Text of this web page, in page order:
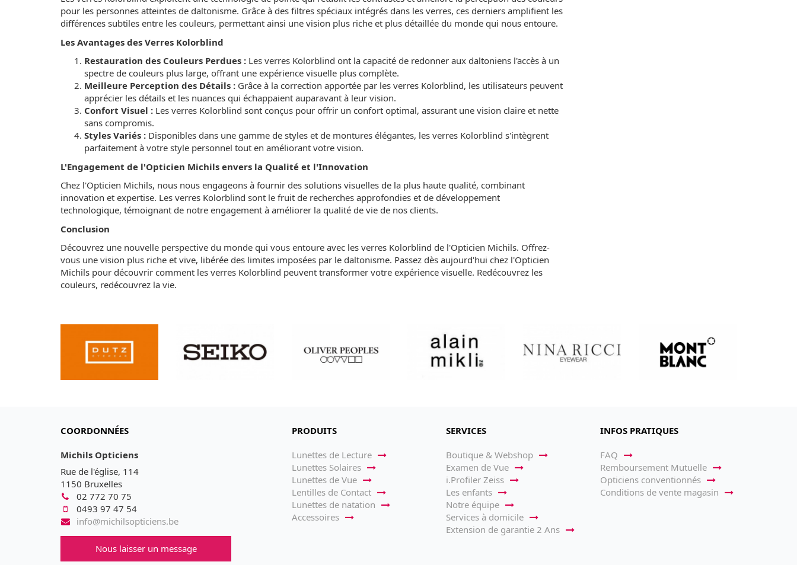
pour les personnes atteintes de daltonisme. Grâce à des filtres spéciaux intégrés dans les verres, ces derniers amplifient les
différences subtiles entre les couleurs, permettant ainsi une vision plus riche et plus détaillée du monde qui nous entoure.
Les Avantages des Verres Kolorblind
Restauration des Couleurs Perdues : Les verres Kolorblind ont la capacité de redonner aux daltoniens l'accès à un
spectre de couleurs plus large, offrant une expérience visuelle plus complète.
Meilleure Perception des Détails : Grâce à la correction apportée par les verres Kolorblind, les utilisateurs peuvent
apprécier les détails et les nuances qui échappaient auparavant à leur vision.
Confort Visuel : Les verres Kolorblind sont conçus pour offrir un confort optimal, assurant une vision claire et nette
sans compromis.
Styles Variés : Disponibles dans une gamme de styles et de montures élégantes, les verres Kolorblind s'intègrent
parfaitement à votre style personnel tout en améliorant votre vision.
L'Engagement de l'Opticien Michils envers la Qualité et l'Innovation
Chez l'Opticien Michils, nous nous engageons à fournir des solutions visuelles de la plus haute qualité, combinant
innovation et expertise. Les verres Kolorblind sont le fruit de recherches approfondies et de développement
technologique, témoignant de notre engagement à améliorer la qualité de vie de nos clients.
Conclusion
Découvrez une nouvelle perspective du monde qui vous entoure avec les verres Kolorblind de l'Opticien Michils. Offrez-
vous une vision plus riche et vive, libérée des limites imposées par le daltonisme. Passez dès aujourd'hui chez l'Opticien
Michils pour découvrir comment les verres Kolorblind peuvent transformer votre expérience visuelle. Redécouvrez les
couleurs, redécouvrez la vie.
COORDONNÉES
Michils Opticiens
Rue de l'église, 114
1150 Bruxelles
02 772 70 75
0493 97 47 54
info@michilsopticiens.be
Nous laisser un message
PRODUITS
Lunettes de Lecture
Lunettes Solaires
Lunettes de Vue
Lentilles de Contact
Lunettes de natation
Accessoires
SERVICES
Boutique & Webshop
Examen de Vue
i.Profiler Zeiss
Les enfants
Notre équipe
Services à domicile
Extension de garantie 2 Ans
INFOS PRATIQUES
FAQ
Remboursement Mutuelle
Opticiens conventionnés
Conditions de vente magasin